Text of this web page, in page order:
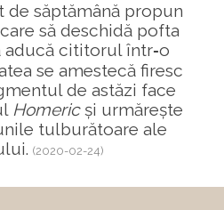
de săptămână propun
să deschidă pofta
aducă cititorul într‑o
se amestecă firesc
de astăzi face
Homericși urmărește
tulburătoare ale
(2020-02-24)